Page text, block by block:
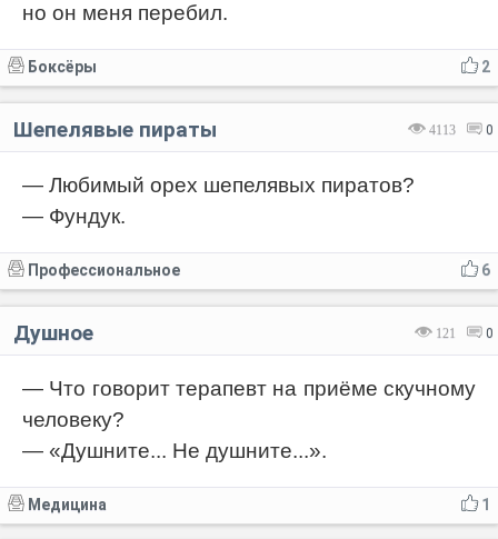
но он меня перебил.
2
Боксёры
4113 0
Шепелявые пираты
— Любимый орех шепелявых пиратов?
— Фундук.
6
Профессиональное
121 0
Душное
— Что говорит терапевт на приёме скучному
человеку?
— «Душните... Не душните...».
1
Медицина